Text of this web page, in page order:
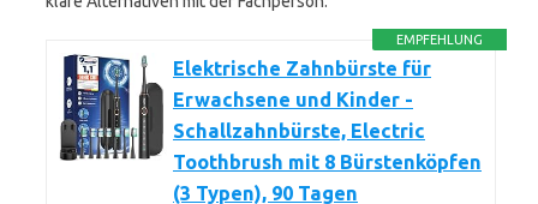
EMPFEHLUNG
Elektrische Zahnbürste für
Erwachsene und Kinder -
Schallzahnbürste, Electric
Toothbrush mit 8 Bürstenköpfen
(3 Typen), 90 Tagen